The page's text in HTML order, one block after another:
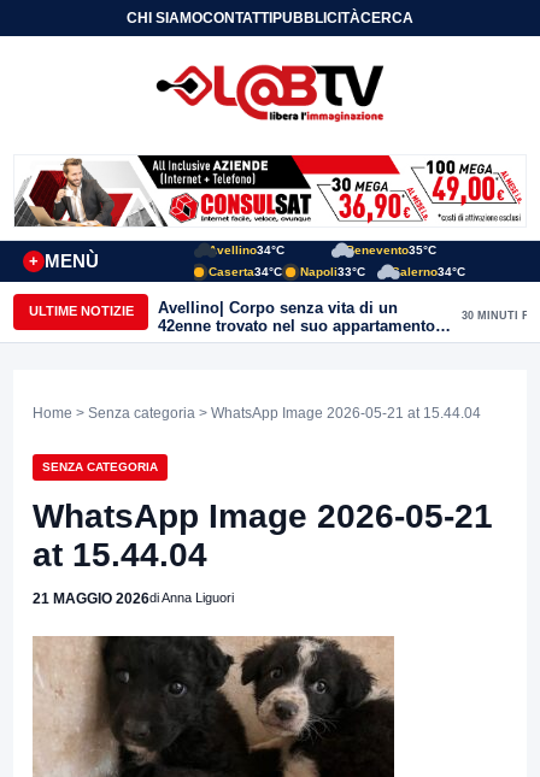
CHI SIAMOCONTATTIPUBBLICITÀCERCA
MENÙ
+
Avellino34°C Benevento35°C
Caserta34°C Napoli33°C Salerno34°C
ULTIME NOTIZIE
Avellino| Corpo senza vita di un
42enne trovato nel suo appartamento
in una pozza di sangue, giallo in viale
30 MINUTI FA
Home > Senza categoria > WhatsApp Image 2026-05-21 at 15.44.04
SENZA CATEGORIA
WhatsApp Image 2026-05-21
at 15.44.04
21 MAGGIO 2026di Anna Liguori